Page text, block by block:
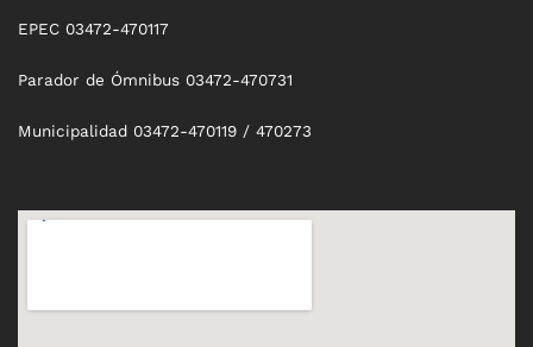
EPEC 03472-470117
Parador de Ómnibus 03472-470731
Municipalidad 03472-470119 / 470273